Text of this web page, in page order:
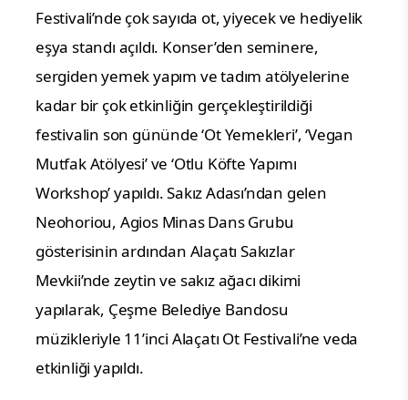
Festivali’nde çok sayıda ot, yiyecek ve hediyelik
eşya standı açıldı. Konser’den seminere,
sergiden yemek yapım ve tadım atölyelerine
kadar bir çok etkinliğin gerçekleştirildiği
festivalin son gününde ‘Ot Yemekleri’, ‘Vegan
Mutfak Atölyesi’ ve ‘Otlu Köfte Yapımı
Workshop’ yapıldı. Sakız Adası’ndan gelen
Neohoriou, Agios Minas Dans Grubu
gösterisinin ardından Alaçatı Sakızlar
Mevkii’nde zeytin ve sakız ağacı dikimi
yapılarak, Çeşme Belediye Bandosu
müzikleriyle 11’inci Alaçatı Ot Festivali’ne veda
etkinliği yapıldı.